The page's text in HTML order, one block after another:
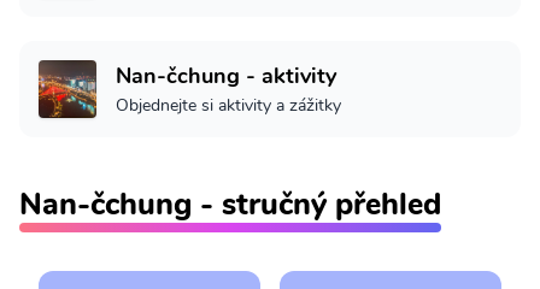
Nan-čchung - aktivity
Objednejte si aktivity a zážitky
Nan-čchung - stručný přehled